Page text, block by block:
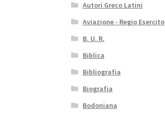
Autori Greco Latini
Aviazione - Regio Esercito
B. U. R.
Biblica
Bibliografia
Biografia
Bodoniana